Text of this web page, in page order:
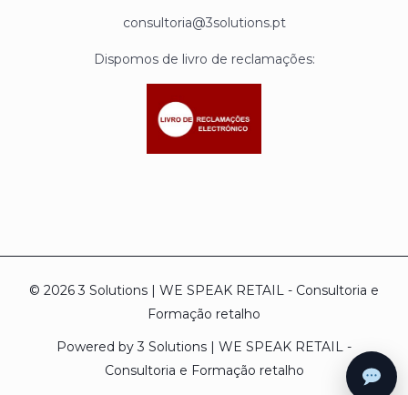
consultoria@3solutions.pt
Dispomos de livro de reclamações:
© 2026 3 Solutions | WE SPEAK RETAIL - Consultoria e
Formação retalho
Powered by 3 Solutions | WE SPEAK RETAIL -
Consultoria e Formação retalho